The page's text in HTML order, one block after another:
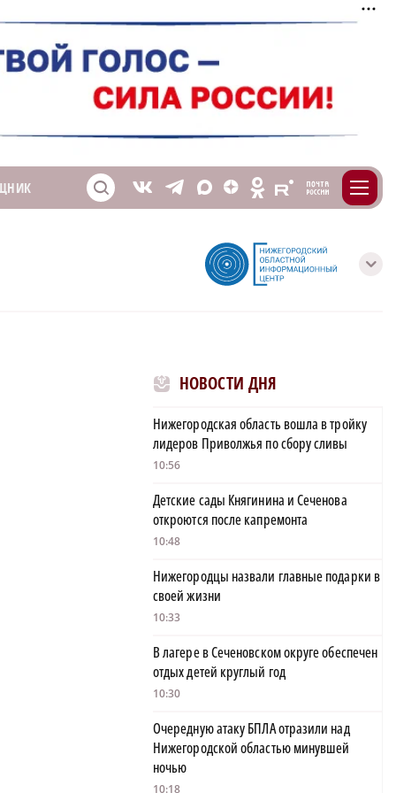
S V T X Z O E m
с
НОВОСТИ ДНЯ
Нижегородская область вошла в тройку
лидеров Приволжья по сбору сливы
10:56
Детские сады Княгинина и Сеченова
откроются после капремонта
10:48
Нижегородцы назвали главные подарки в
своей жизни
10:33
В лагере в Сеченовском округе обеспечен
отдых детей круглый год
10:30
Очередную атаку БПЛА отразили над
Нижегородской областью минувшей
ночью
10:18